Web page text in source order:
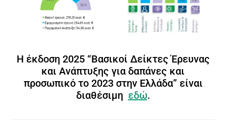
Η έκδοση 2025 “Βασικοί Δείκτες Έρευνας
και Ανάπτυξης για δαπάνες και
προσωπικό το 2023 στην Ελλάδα” είναι
διαθέσιμη εδώ.